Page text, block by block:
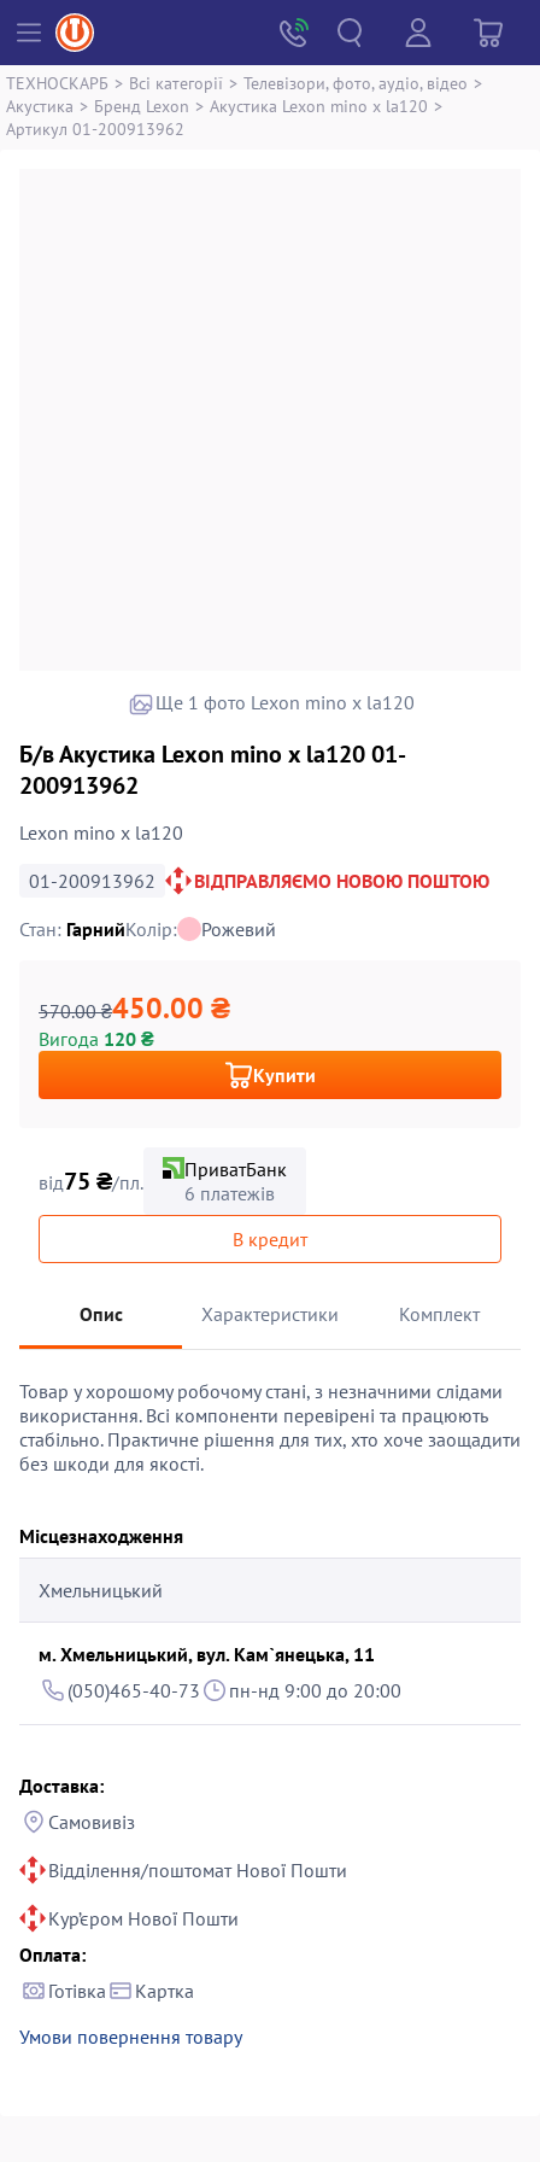
ТЕХНОСКАРБ > Всі категорії > Телевізори, фото, аудіо, відео >
Акустика > Бренд Lexon > Акустика Lexon mino x la120 >
Артикул 01-200913962
Ще 1 фото Lexon mino x la120
Б/в Акустика Lexon mino x la120 01-
200913962
Lexon mino x la120
01-200913962
ВІДПРАВЛЯЄМО НОВОЮ ПОШТОЮ
Стан: ГарнийКолір: Рожевий
570.00 ₴450.00 ₴
Вигода 120 ₴
Купити
від75 ₴/пл.
ПриватБанк
6 платежів
В кредит
Опис Характеристики Комплект
Товар у хорошому робочому стані, з незначними слідами
використання. Всі компоненти перевірені та працюють
стабільно. Практичне рішення для тих, хто хоче заощадити
без шкоди для якості.
Місцезнаходження
Хмельницький
м. Хмельницький, вул. Кам`янецька, 11
(050)465-40-73
пн-нд 9:00 до 20:00
Доставка:
Самовивіз
Відділення/поштомат Нової Пошти
Кур’єром Нової Пошти
Оплата:
Готівка
Картка
Умови повернення товару